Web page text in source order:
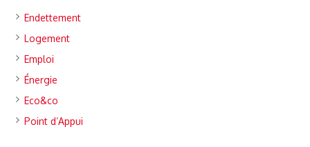
Endettement
Logement
Emploi
Énergie
Eco&co
Point d’Appui